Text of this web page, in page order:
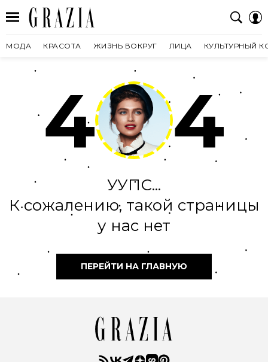
МОДА КРАСОТА ЖИЗНЬ ВОКРУГ ЛИЦА КУЛЬТУРНЫЙ
4 4
УУПС...
К сожалению, такой страницы
у нас нет
ПЕРЕЙТИ НА ГЛАВНУЮ